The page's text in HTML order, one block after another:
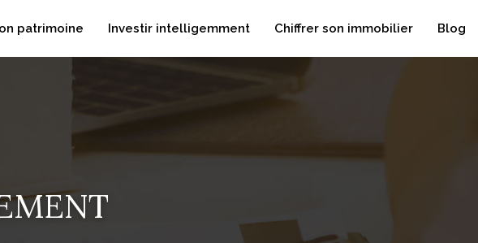
patrimoine Investir intelligemment Chiffrer son immobilier Blog